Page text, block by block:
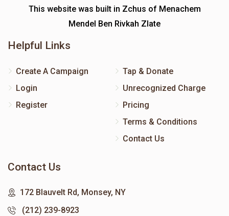
This website was built in Zchus of Menachem
Mendel Ben Rivkah Zlate
Helpful Links
Create A Campaign
Login
Register
Tap & Donate
Unrecognized Charge
Pricing
Terms & Conditions
Contact Us
Contact Us
172 Blauvelt Rd, Monsey, NY
(212) 239-8923